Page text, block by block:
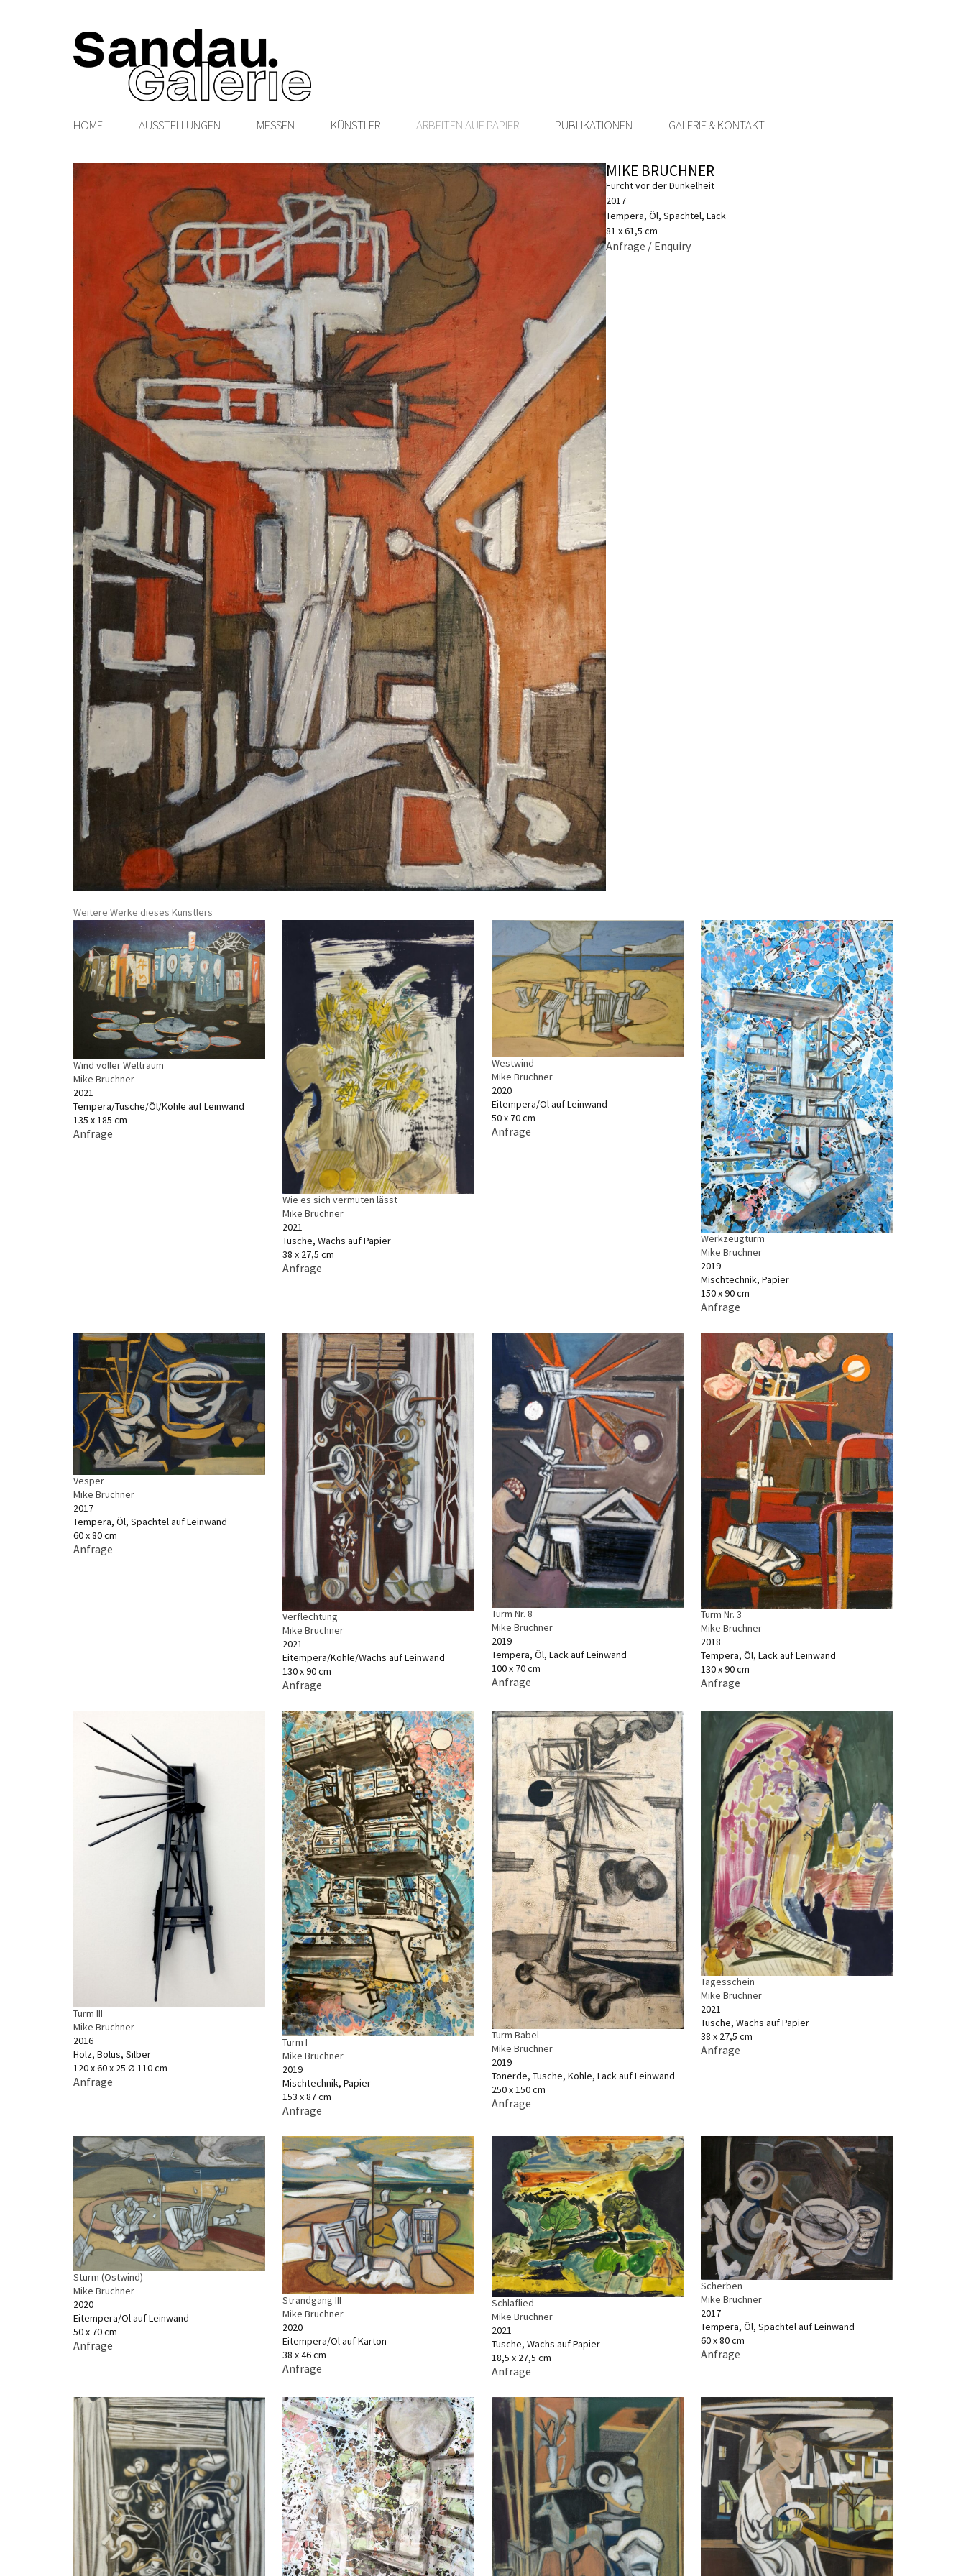
HOME AUSSTELLUNGEN MESSEN KÜNSTLER ARBEITEN AUF PAPIER PUBLIKATIONEN GALERIE & KONTAKT
MIKE BRUCHNER
Furcht vor der Dunkelheit
2017
Tempera, Öl, Spachtel, Lack
81 x 61,5 cm
Anfrage / Enquiry
Weitere Werke dieses Künstlers
Wind voller Weltraum
Mike Bruchner
2021
Tempera/Tusche/Öl/Kohle auf Leinwand
135 x 185 cm
Anfrage
Wie es sich vermuten lässt
Mike Bruchner
2021
Tusche, Wachs auf Papier
38 x 27,5 cm
Anfrage
Westwind
Mike Bruchner
2020
Eitempera/Öl auf Leinwand
50 x 70 cm
Anfrage
Werkzeugturm
Mike Bruchner
2019
Mischtechnik, Papier
150 x 90 cm
Anfrage
Vesper
Mike Bruchner
2017
Tempera, Öl, Spachtel auf Leinwand
60 x 80 cm
Anfrage
Verflechtung
Mike Bruchner
2021
Eitempera/Kohle/Wachs auf Leinwand
130 x 90 cm
Anfrage
Turm Nr. 8
Mike Bruchner
2019
Tempera, Öl, Lack auf Leinwand
100 x 70 cm
Anfrage
Turm Nr. 3
Mike Bruchner
2018
Tempera, Öl, Lack auf Leinwand
130 x 90 cm
Anfrage
Turm III
Mike Bruchner
2016
Holz, Bolus, Silber
120 x 60 x 25 Ø 110 cm
Anfrage
Turm I
Mike Bruchner
2019
Mischtechnik, Papier
153 x 87 cm
Anfrage
Turm Babel
Mike Bruchner
2019
Tonerde, Tusche, Kohle, Lack auf Leinwand
250 x 150 cm
Anfrage
Tagesschein
Mike Bruchner
2021
Tusche, Wachs auf Papier
38 x 27,5 cm
Anfrage
Sturm (Ostwind)
Mike Bruchner
2020
Eitempera/Öl auf Leinwand
50 x 70 cm
Anfrage
Strandgang III
Mike Bruchner
2020
Eitempera/Öl auf Karton
38 x 46 cm
Anfrage
Schlaflied
Mike Bruchner
2021
Tusche, Wachs auf Papier
18,5 x 27,5 cm
Anfrage
Scherben
Mike Bruchner
2017
Tempera, Öl, Spachtel auf Leinwand
60 x 80 cm
Anfrage